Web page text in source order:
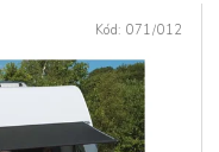
Kód: 071/012